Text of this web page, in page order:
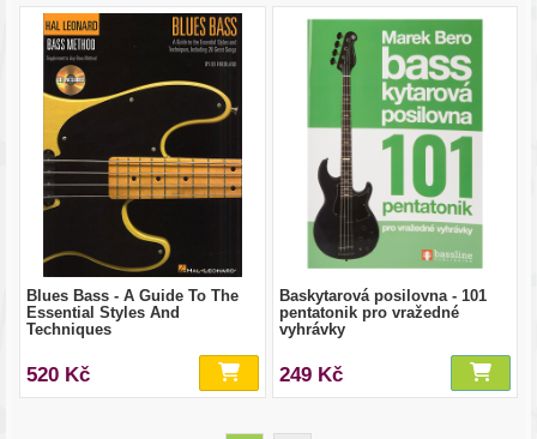
Blues Bass - A Guide To The
Essential Styles And
Techniques
520 Kč
Baskytarová posilovna - 101
pentatonik pro vražedné
vyhrávky
249 Kč